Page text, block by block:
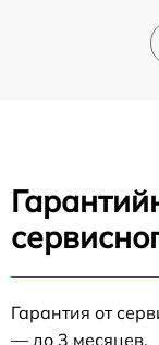
Гарантия от
— до 3 месяцев.